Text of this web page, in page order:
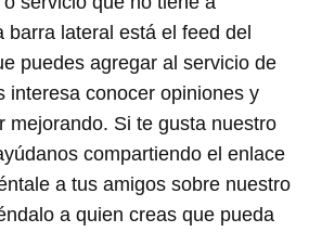
barra lateral está el feed del
puedes agregar al servicio de
interesa conocer opiniones y
mejorando. Si te gusta nuestro
compartiendo el enlace
a tus amigos sobre nuestro
a quien creas que pueda